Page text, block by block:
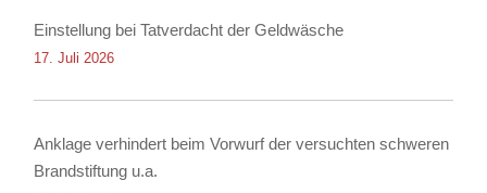
Einstellung bei Tatverdacht der Geldwäsche
17. Juli 2026
Anklage verhindert beim Vorwurf der versuchten schweren
Brandstiftung u.a.